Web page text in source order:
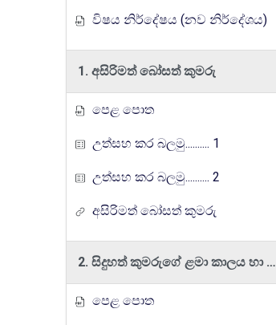
විෂය නිර්දේෂය (නව නිර්දේශය)
1. අසිරිමත් බෝසත් කුමරු
පෙළ පොත
උත්සහ කර බලමු.......... 1
උත්සහ කර බලමු.......... 2
අසිරිමත් බෝසත් කුමරු
2. සිදුහත් කුමරුගේ ළමා කාලය හා යොවුන් විය
පෙළ පොත